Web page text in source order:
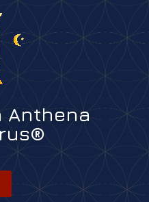
Anthena